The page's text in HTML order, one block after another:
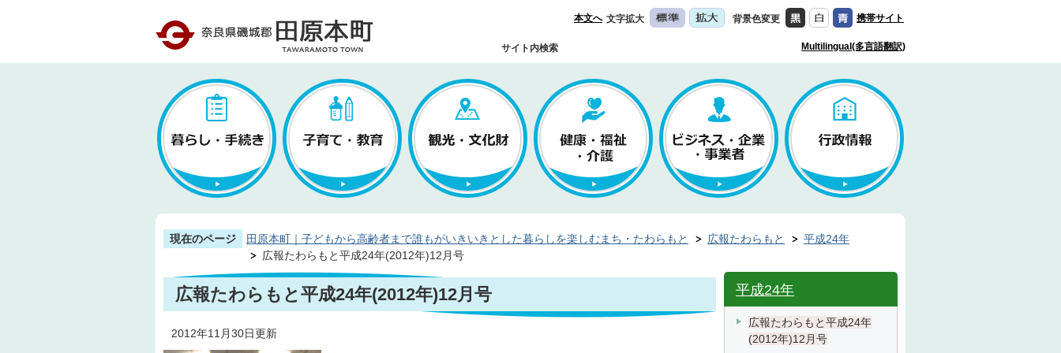
本文へ 文字拡大 背景色変更 携帯サイト
サイト内検索 Multilingual(多言語翻訳)
現在のページ 田原本町｜子どもから高齢者まで誰もがいきいきとした暮らしを楽しむまち・たわらもと 広報たわらもと
平成24年
広報たわらもと平成24年(2012年)12月号
広報たわらもと平成24年(2012年)12月号
2012年11月30日更新
平成24年
広報たわらもと平成24年
(2012年)12月号